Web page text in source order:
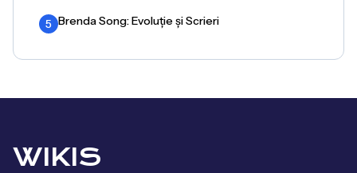
5 Brenda Song: Evoluție și Scrieri
WIKIS